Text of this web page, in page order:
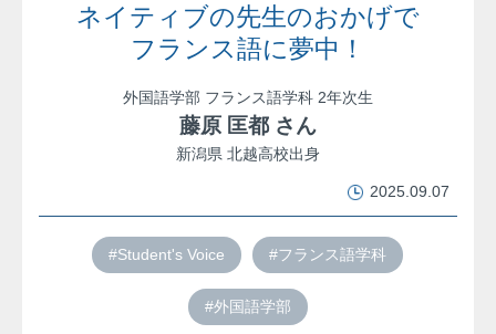
ネイティブの先生のおかげで
フランス語に夢中！
外国語学部 フランス語学科 2年次生
藤原 匡都 さん
新潟県 北越高校出身
2025.09.07
#Student's Voice #フランス語学科
#外国語学部